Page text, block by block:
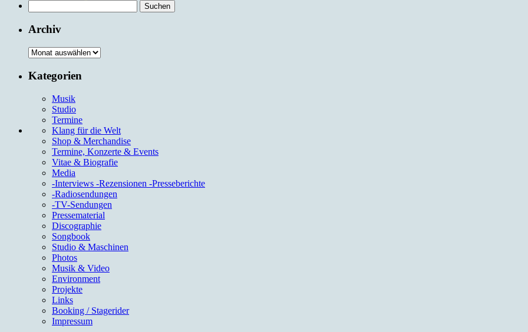
nach:
Archiv
Archiv
Kategorien
Musik
Studio
Termine
Klang für die Welt
Shop & Merchandise
Termine, Konzerte & Events
Vitae & Biografie
Media
-Interviews -Rezensionen -Presseberichte
-Radiosendungen
-TV-Sendungen
Pressematerial
Discographie
Songbook
Studio & Maschinen
Photos
Musik & Video
Environment
Projekte
Links
Booking / Stagerider
Impressum